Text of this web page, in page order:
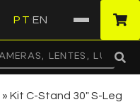
PT EN
» Kit C-Stand 30″ S-Leg